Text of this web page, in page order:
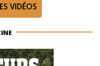
VIDÉOS